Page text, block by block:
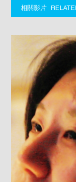
相關影片